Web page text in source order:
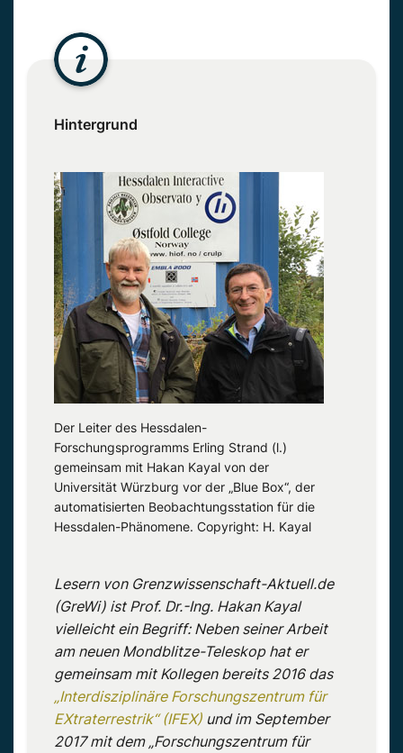
Hintergrund
Der Leiter des Hessdalen-
Forschungsprogramms Erling Strand (l.)
gemeinsam mit Hakan Kayal von der
Universität Würzburg vor der „Blue Box“, der
automatisierten Beobachtungsstation für die
Hessdalen-Phänomene. Copyright: H. Kayal
Lesern von Grenzwissenschaft-Aktuell.de
(GreWi) ist Prof. Dr.-Ing. Hakan Kayal
vielleicht ein Begriff: Neben seiner Arbeit
am neuen Mondblitze-Teleskop hat er
gemeinsam mit Kollegen bereits 2016 das
„Interdisziplinäre Forschungszentrum für
EXtraterrestrik“ (IFEX) und im September
2017 mit dem „Forschungszentrum für